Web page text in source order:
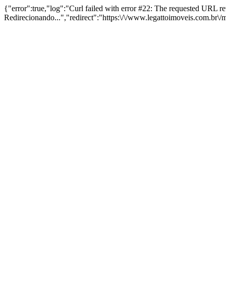
{"error":true,"log":"Curl failed with error #22: The requested URL
Redirecionando...","redirect":"https:\/\/www.legattoimoveis.com.br\/